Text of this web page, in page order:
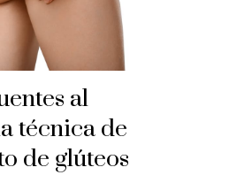
al
técnica de
de glúteos